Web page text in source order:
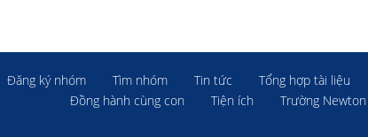
Đăng ký nhóm Tìm nhóm Tin tức Tổng hợp tài liệu
Đồng hành cùng con
Tiện ích Trường Newton